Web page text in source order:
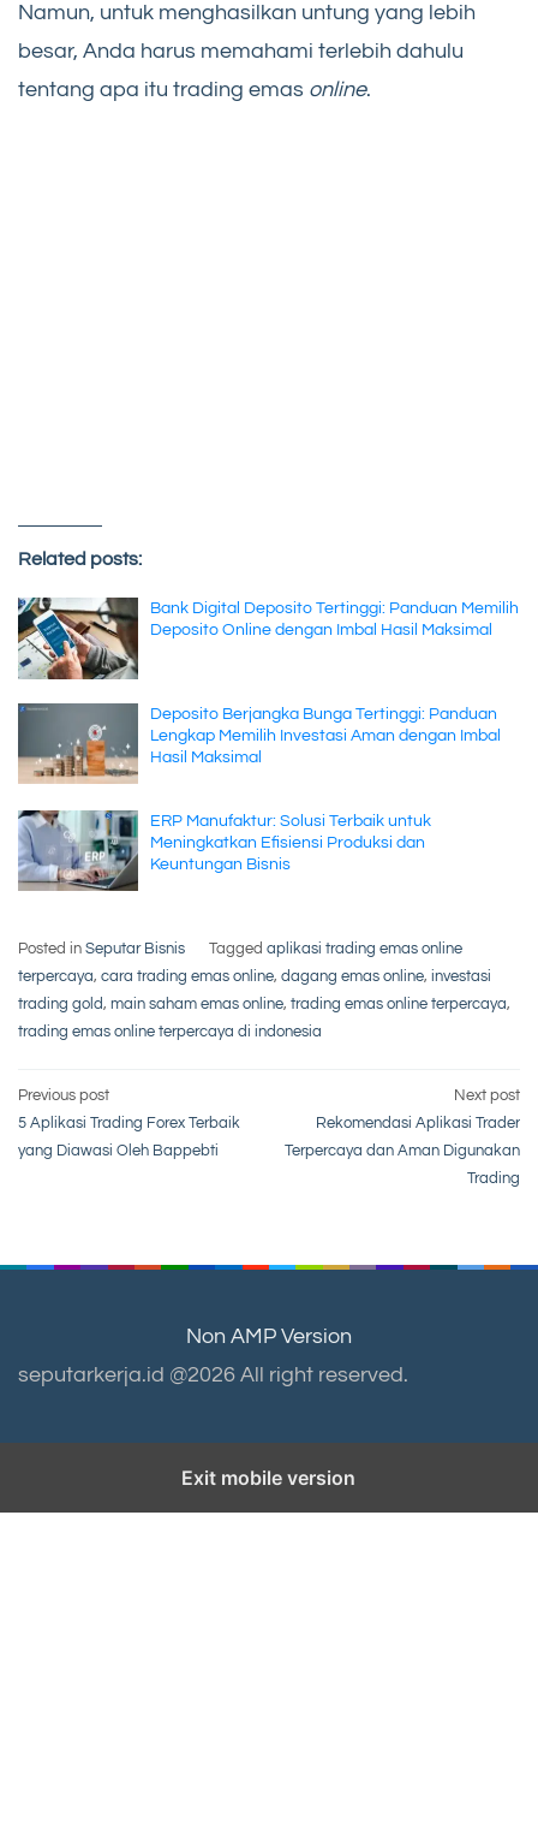
Namun, untuk menghasilkan untung yang lebih
besar, Anda harus memahami terlebih dahulu
tentang apa itu trading emas online.
Related posts:
Bank Digital Deposito Tertinggi: Panduan Memilih
Deposito Online dengan Imbal Hasil Maksimal
Deposito Berjangka Bunga Tertinggi: Panduan
Lengkap Memilih Investasi Aman dengan Imbal
Hasil Maksimal
ERP Manufaktur: Solusi Terbaik untuk
Meningkatkan Efisiensi Produksi dan
Keuntungan Bisnis
Posted in Seputar Bisnis Tagged aplikasi trading emas online
terpercaya, cara trading emas online, dagang emas online, investasi
trading gold, main saham emas online, trading emas online terpercaya,
trading emas online terpercaya di indonesia
Post
navigation
Previous post
5 Aplikasi Trading Forex Terbaik
yang Diawasi Oleh Bappebti
Next post
Rekomendasi Aplikasi Trader
Terpercaya dan Aman Digunakan
Trading
Non AMP Version
seputarkerja.id @2026 All right reserved.
Exit mobile version